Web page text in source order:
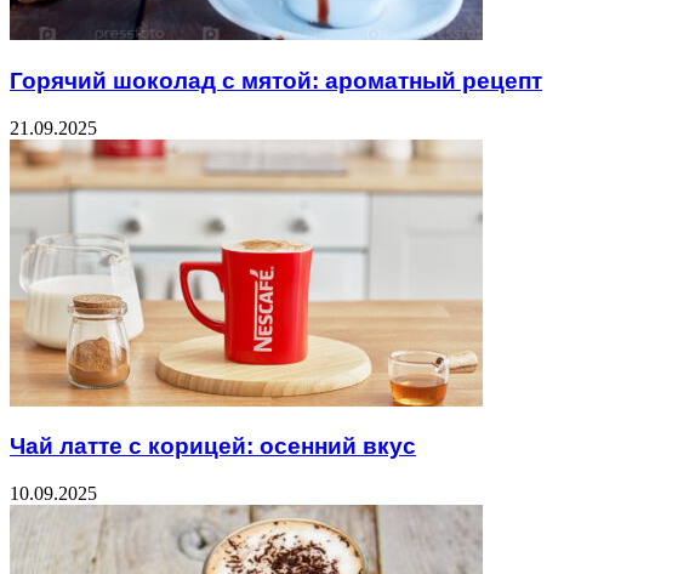
Горячий шоколад с мятой: ароматный рецепт
21.09.2025
Чай латте с корицей: осенний вкус
10.09.2025